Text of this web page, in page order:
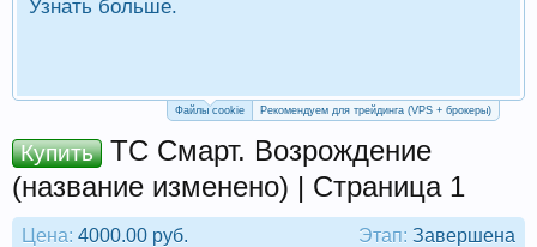
Узнать больше.
Файлы cookie Рекомендуем для трейдинга (VPS + брокеры)
Купить
ТС Смарт. Возрождение
(название изменено) | Страница 1
Этап: Завершена
Цена: 4000.00 руб.